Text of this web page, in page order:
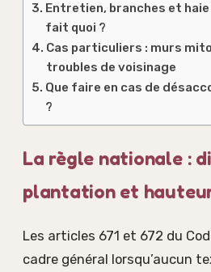
Entretien, branches et
fait quoi ?
Cas particuliers : murs
troubles de voisinage
Que faire en cas de
?
La règle nationale :
plantation et
Les articles 671 et 672 du
cadre général lorsqu’aucun